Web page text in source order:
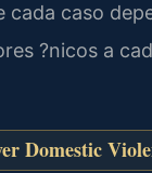
cada caso
?nicos a
Domestic